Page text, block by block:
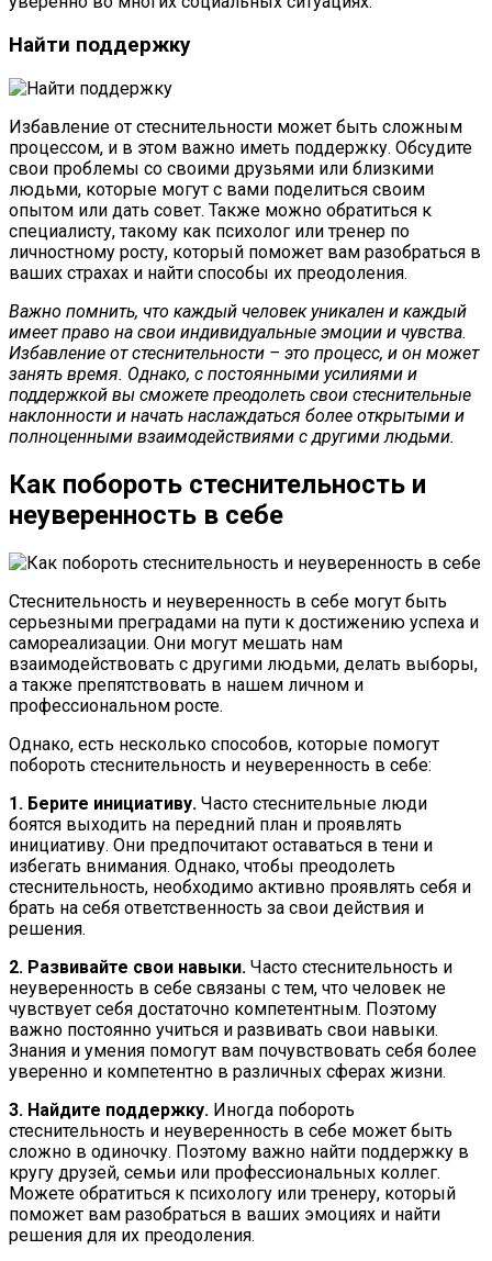
Найти поддержку
Избавление от стеснительности может быть сложным
процессом, и в этом важно иметь поддержку. Обсудите
свои проблемы со своими друзьями или близкими
людьми, которые могут с вами поделиться своим
опытом или дать совет. Также можно обратиться к
специалисту, такому как психолог или тренер по
личностному росту, который поможет вам разобраться в
ваших страхах и найти способы их преодоления.
Важно помнить, что каждый человек уникален и каждый
имеет право на свои индивидуальные эмоции и чувства.
Избавление от стеснительности – это процесс, и он может
занять время. Однако, с постоянными усилиями и
поддержкой вы сможете преодолеть свои стеснительные
наклонности и начать наслаждаться более открытыми и
полноценными взаимодействиями с другими людьми.
Как побороть стеснительность и
неуверенность в себе
Стеснительность и неуверенность в себе могут быть
серьезными преградами на пути к достижению успеха и
самореализации. Они могут мешать нам
взаимодействовать с другими людьми, делать выборы,
а также препятствовать в нашем личном и
профессиональном росте.
Однако, есть несколько способов, которые помогут
побороть стеснительность и неуверенность в себе:
1. Берите инициативу. Часто стеснительные люди
боятся выходить на передний план и проявлять
инициативу. Они предпочитают оставаться в тени и
избегать внимания. Однако, чтобы преодолеть
стеснительность, необходимо активно проявлять себя и
брать на себя ответственность за свои действия и
решения.
2. Развивайте свои навыки. Часто стеснительность и
неуверенность в себе связаны с тем, что человек не
чувствует себя достаточно компетентным. Поэтому
важно постоянно учиться и развивать свои навыки.
Знания и умения помогут вам почувствовать себя более
уверенно и компетентно в различных сферах жизни.
3. Найдите поддержку. Иногда побороть
стеснительность и неуверенность в себе может быть
сложно в одиночку. Поэтому важно найти поддержку в
кругу друзей, семьи или профессиональных коллег.
Можете обратиться к психологу или тренеру, который
поможет вам разобраться в ваших эмоциях и найти
решения для их преодоления.